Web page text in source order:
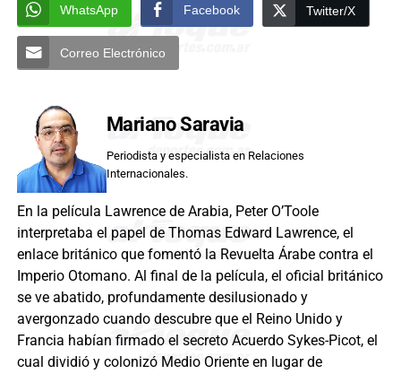
WhatsApp Facebook Twitter/X
Correo Electrónico
Mariano Saravia
Periodista y especialista en Relaciones
Internacionales.
En la película Lawrence de Arabia, Peter O’Toole
interpretaba el papel de Thomas Edward Lawrence, el
enlace británico que fomentó la Revuelta Árabe contra el
Imperio Otomano. Al final de la película, el oficial británico
se ve abatido, profundamente desilusionado y
avergonzado cuando descubre que el Reino Unido y
Francia habían firmado el secreto Acuerdo Sykes-Picot, el
cual dividió y colonizó Medio Oriente en lugar de